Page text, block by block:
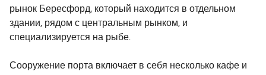
рынок Бересфорд, который находится в отдельном
здании, рядом с центральным рынком, и
специализируется на рыбе.
Сооружение порта включает в себя несколько кафе и